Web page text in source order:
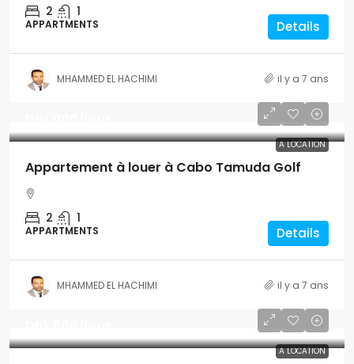
2 1
APPARTMENTS Details
MHAMMED EL HACHIMI il y a 7 ans
A LOCATION
Appartement à louer à Cabo Tamuda Golf
2 1
APPARTMENTS Details
MHAMMED EL HACHIMI il y a 7 ans
A LOCATION